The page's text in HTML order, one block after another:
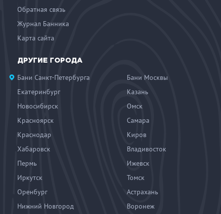
Обратная связь
Журнал Банника
Карта сайта
ДРУГИЕ ГОРОДА
Бани Санкт-Петербурга
Бани Москвы
Екатеринбург
Казань
Новосибирск
Омск
Красноярск
Самара
Краснодар
Киров
Хабаровск
Владивосток
Пермь
Ижевск
Иркутск
Томск
Оренбург
Астрахань
Нижний Новгород
Воронеж